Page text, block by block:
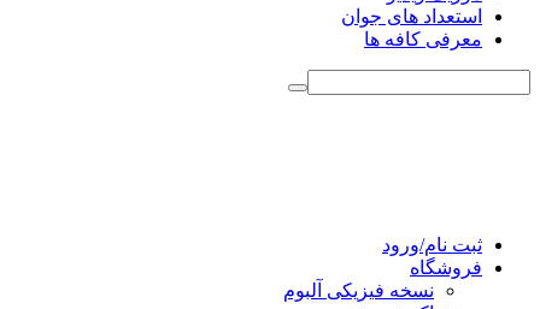
استعداد های جوان
معرفی کافه ها
ثبت نام/ورود
فروشگاه
نسخه فیزیکی آلبوم